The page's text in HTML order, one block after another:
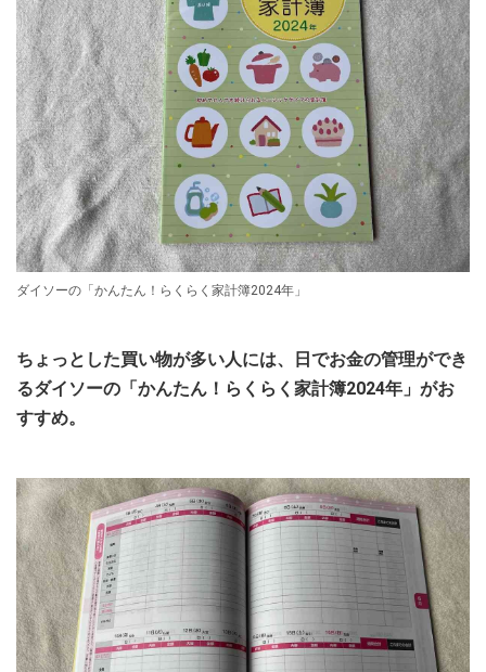
ダイソーの「かんたん！らくらく家計簿2024年」
ちょっとした買い物が多い人には、日でお金の管理ができ
るダイソーの「かんたん！らくらく家計簿2024年」がお
すすめ。